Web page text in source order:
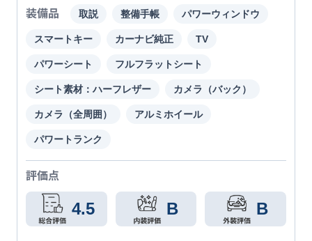
装備品 取説 整備手帳 パワーウィンドウ
スマートキー カーナビ純正 TV
パワーシート フルフラットシート
シート素材：ハーフレザー カメラ（バック）
カメラ（全周囲） アルミホイール
パワートランク
評価点
4.5 B B